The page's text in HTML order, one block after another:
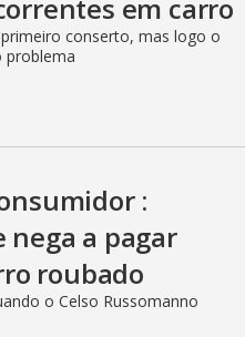
em carro
conserto, mas logo o
problema
:
nega a pagar
roubado
o Celso Russomanno